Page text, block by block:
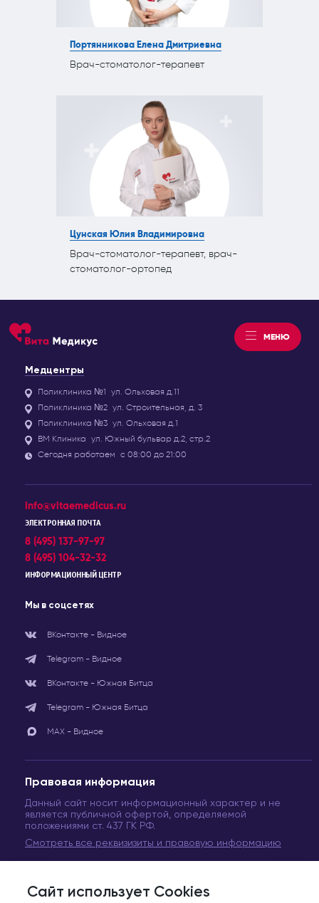
Сайт использует Cookies
Портянникова Елена Дмитриевна
Врач-стоматолог-терапевт
Цунская Юлия Владимировна
Врач-стоматолог-терапевт, врач-
стоматолог-ортопед
МЕНЮ
Медцентры
Поликлиника №1 ул. Ольховая д.11
Поликлиника №2 ул. Строительная, д. 3
Поликлиника №3 ул. Ольховая д.1
ВМ Клиника ул. Южный бульвар д.2, стр.2
Сегодня работаем с 08:00 до 21:00
info@vitaemedicus.ru
ЭЛЕКТРОННАЯ ПОЧТА
8 (495) 137-97-97
8 (495) 104-32-32
ИНФОРМАЦИОННЫЙ ЦЕНТР
Мы в соцсетях
ВКонтакте - Видное
Telegram - Видное
ВКонтакте - Южная Битца
Telegram - Южная Битца
МАХ - Видное
Правовая информация
Данный сайт носит информационный характер и не
является публичной офертой, определяемой
положениями ст. 437 ГК РФ.
Смотреть все реквизизиты и правовую информацию
© Сеть медицинских центров «Вита Медикус». 2011-2024